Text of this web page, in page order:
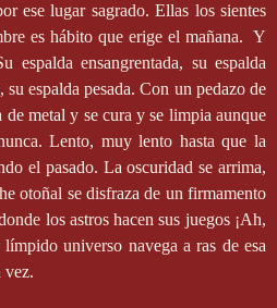
ese lugar sagrado. Ellas los sientes
es hábito que erige el mañana. Y
espalda ensangrentada, su espalda
espalda pesada. Con un pedazo de
de metal y se cura y se limpia aunque
Lento, muy lento hasta que la
el pasado. La oscuridad se arrima,
otoñal se disfraza de un firmamento
los astros hacen sus juegos ¡Ah,
universo navega a ras de esa
vez.